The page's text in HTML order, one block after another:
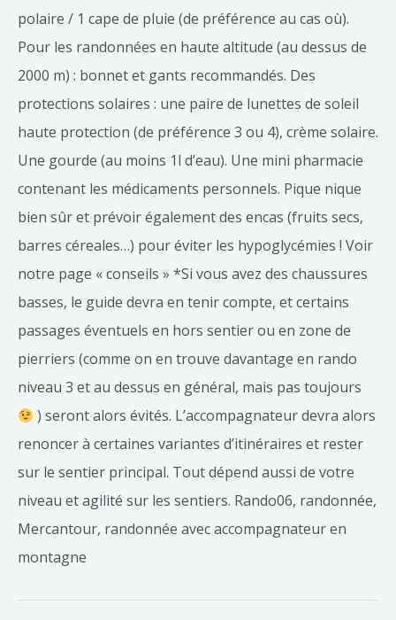
polaire / 1 cape de pluie (de préférence au cas où).
Pour les randonnées en haute altitude (au dessus de
2000 m) : bonnet et gants recommandés. Des
protections solaires : une paire de lunettes de soleil
haute protection (de préférence 3 ou 4), crème solaire.
Une gourde (au moins 1l d’eau). Une mini pharmacie
contenant les médicaments personnels. Pique nique
bien sûr et prévoir également des encas (fruits secs,
barres céreales…) pour éviter les hypoglycémies ! Voir
notre page « conseils » *Si vous avez des chaussures
basses, le guide devra en tenir compte, et certains
passages éventuels en hors sentier ou en zone de
pierriers (comme on en trouve davantage en rando
niveau 3 et au dessus en général, mais pas toujours
) seront alors évités. L’accompagnateur devra alors
renoncer à certaines variantes d’itinéraires et rester
sur le sentier principal. Tout dépend aussi de votre
niveau et agilité sur les sentiers. Rando06, randonnée,
Mercantour, randonnée avec accompagnateur en
montagne